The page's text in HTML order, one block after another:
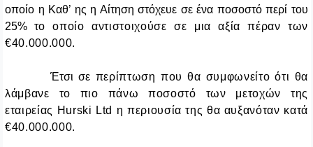
οποίο η Καθ’ ης η Αίτηση στόχευε σε ένα ποσοστό περί του
25% το οποίο αντιστοιχούσε σε μια αξία πέραν των
€40.000.000.
Έτσι σε περίπτωση που θα συμφωνείτο ότι θα
λάμβανε το πιο πάνω ποσοστό των μετοχών της
εταιρείας Hurski Ltd η περιουσία της θα αυξανόταν κατά
€40.000.000.